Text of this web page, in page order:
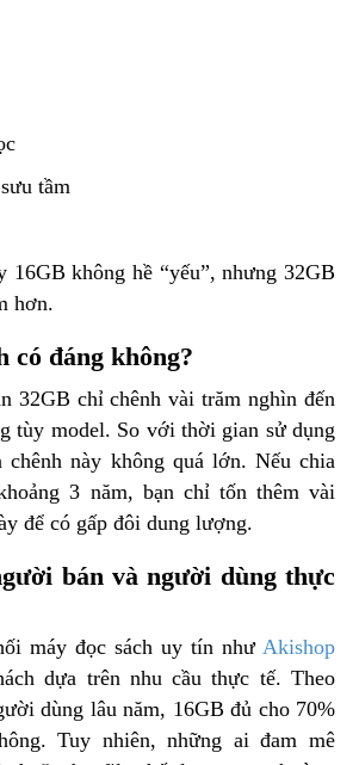
tầm
16GB không hề “yếu”, nhưng 32GB
hơn.
có đáng không?
32GB chỉ chênh vài trăm nghìn đến
tùy model. So với thời gian sử dụng
chênh này không quá lớn. Nếu chia
3 năm, bạn chỉ tốn thêm vài
để có gấp đôi dung lượng.
bán và người dùng thực
máy đọc sách uy tín như Akishop
dựa trên nhu cầu thực tế. Theo
dùng lâu năm, 16GB đủ cho 70%
Tuy nhiên, những ai đam mê